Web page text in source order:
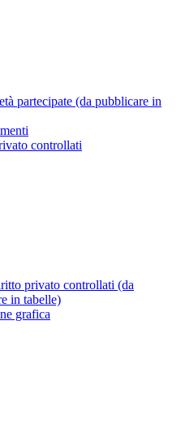
partecipate (da pubblicare in
controllati
privato controllati (da
in tabelle)
grafica